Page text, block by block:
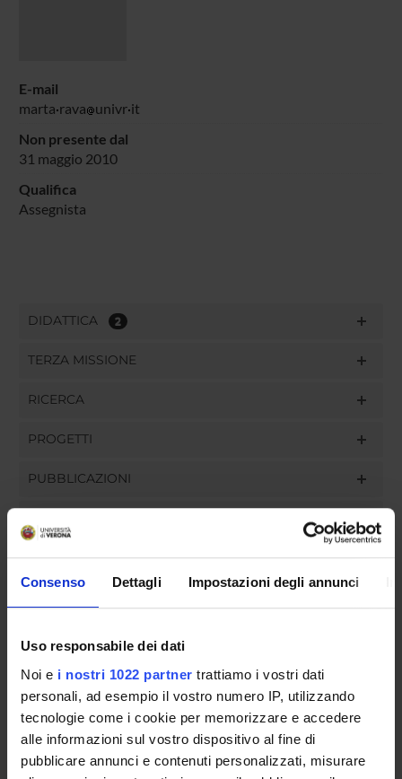
Consenso Dettagli Impostazioni degli annunci
Uso responsabile dei dati
Noi e i nostri 1022 partner trattiamo i vostri dati
personali, ad esempio il vostro numero IP, utilizzando
tecnologie come i cookie per memorizzare e accedere
alle informazioni sul vostro dispositivo al fine di
pubblicare annunci e contenuti personalizzati, misurare
E-mail
marta rava univr it
Non presente dal
31 maggio 2010
Qualifica
Assegnista
DIDATTICA 2
TERZA MISSIONE
RICERCA
PROGETTI
PUBBLICAZIONI
GOVERNANCE
COMMISSIONI
UFFICI E STRUTTURE DI SERVIZIO
SERVIZI DI SEGRETERIA STUDENTI